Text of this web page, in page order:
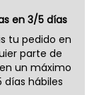
en 3/5 días
tu pedido en
parte de
un máximo
días hábiles